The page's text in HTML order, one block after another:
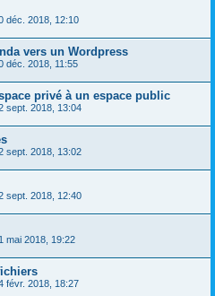
déc. 2018, 12:10
vers un Wordpress
déc. 2018, 11:55
privé à un espace public
sept. 2018, 13:04
sept. 2018, 13:02
sept. 2018, 12:40
mai 2018, 19:22
févr. 2018, 18:27